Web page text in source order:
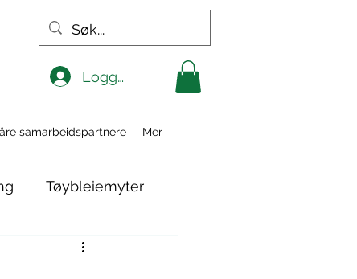
Logg inn
samarbeidspartnere Mer
Tøybleiemyter